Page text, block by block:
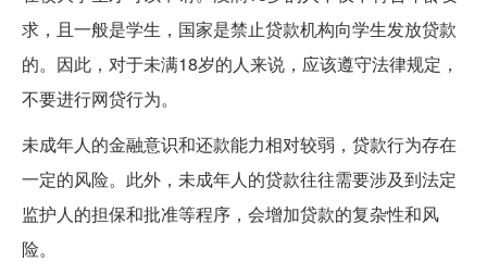
求，且一般是学生，国家是禁止贷款机构向学生发放贷款
的。因此，对于未满18岁的人来说，应该遵守法律规定，
不要进行网贷行为。
未成年人的金融意识和还款能力相对较弱，贷款行为存在
一定的风险。此外，未成年人的贷款往往需要涉及到法定
监护人的担保和批准等程序，会增加贷款的复杂性和风
险。